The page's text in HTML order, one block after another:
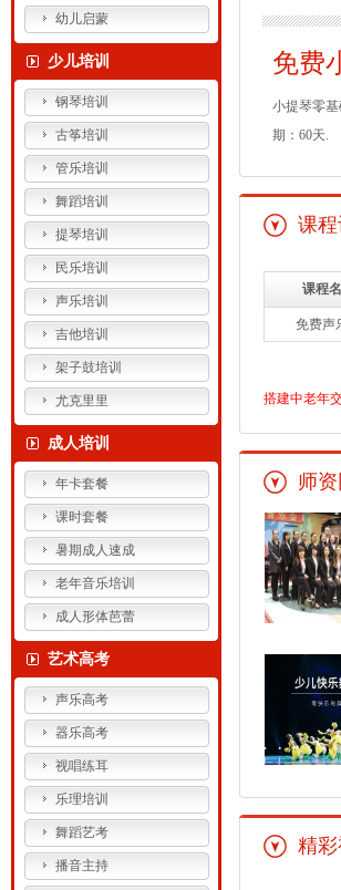
幼儿启蒙
少儿培训
钢琴培训
古筝培训
管乐培训
舞蹈培训
提琴培训
民乐培训
声乐培训
吉他培训
架子鼓培训
尤克里里
成人培训
年卡套餐
课时套餐
暑期成人速成
老年音乐培训
成人形体芭蕾
艺术高考
声乐高考
器乐高考
视唱练耳
乐理培训
舞蹈艺考
播音主持
免费
小提琴零
期：60天.
课
课程
免费声
搭建中老年
师
精